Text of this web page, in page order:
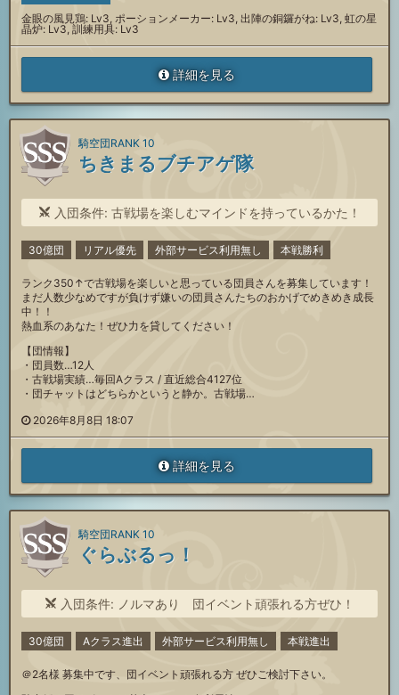
金眼の風見鶏: Lv3, ポーションメーカー: Lv3, 出陣の銅鑼がね: Lv3, 虹の星
晶炉: Lv3, 訓練用具: Lv3
詳細を見る
ちきまるブチアゲ隊
騎空団RANK 10
入団条件: 古戦場を楽しむマインドを持っているかた！
30億団 リアル優先 外部サービス利用無し 本戦勝利
ランク350↑で古戦場を楽しいと思っている団員さんを募集しています！
まだ人数少なめですが負けず嫌いの団員さんたちのおかげでめきめき成長
中！！
熱血系のあなた！ぜひ力を貸してください！
【団情報】
・団員数…12人
・古戦場実績…毎回Aクラス / 直近総合4127位
・団チャットはどちらかというと静か。古戦場…
2026年8月8日 18:07
詳細を見る
ぐらぶるっ！
騎空団RANK 10
入団条件: ノルマあり 団イベント頑張れる方ぜひ！
30億団 Aクラス進出 外部サービス利用無し 本戦進出
＠2名様 募集中です、団イベント頑張れる方 ぜひご検討下さい。